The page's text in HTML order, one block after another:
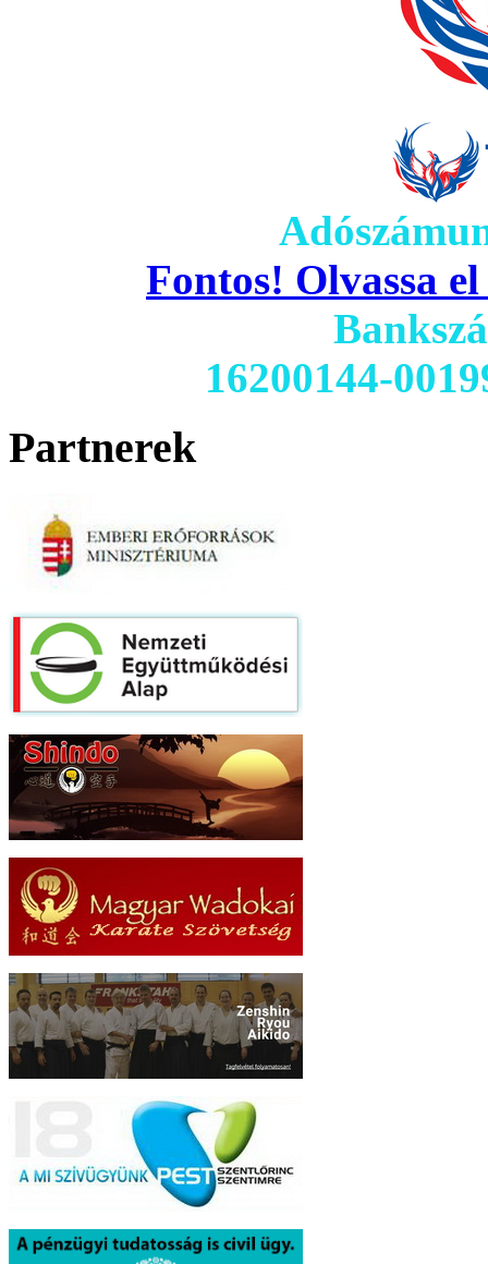
Fontos! Olvassa
16200144-
Partnerek